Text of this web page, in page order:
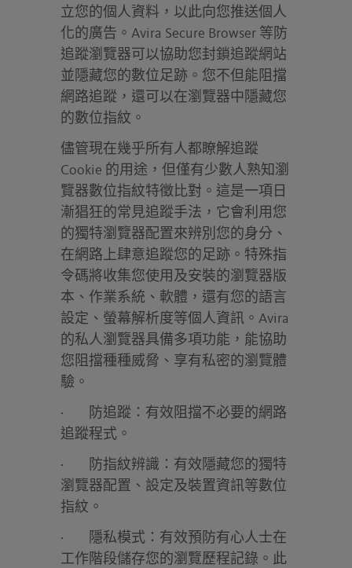
立您的個人資料，以此向您推送個人
化的廣告。Avira Secure Browser 等防
追蹤瀏覽器可以協助您封鎖追蹤網站
並隱藏您的數位足跡。您不但能阻擋
網路追蹤，還可以在瀏覽器中隱藏您
的數位指紋。
儘管現在幾乎所有人都瞭解追蹤
Cookie 的用途，但僅有少數人熟知瀏
覽器數位指紋特徵比對。這是一項日
漸猖狂的常見追蹤手法，它會利用您
的獨特瀏覽器配置來辨別您的身分、
在網路上肆意追蹤您的足跡。特殊指
令碼將收集您使用及安裝的瀏覽器版
本、作業系統、軟體，還有您的語言
設定、螢幕解析度等個人資訊。Avira
的私人瀏覽器具備多項功能，能協助
您阻擋種種威脅、享有私密的瀏覽體
驗。
· 防追蹤： 有效阻擋不必要的網路
追蹤程式。
· 防指紋辨識： 有效隱藏您的獨特
瀏覽器配置、設定及裝置資訊等數位
指紋。
· 隱私模式： 有效預防有心人士在
工作階段儲存您的瀏覽歷程記錄。此